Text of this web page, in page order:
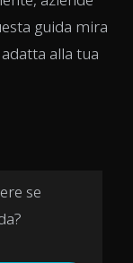
guida mira
alla tua
se